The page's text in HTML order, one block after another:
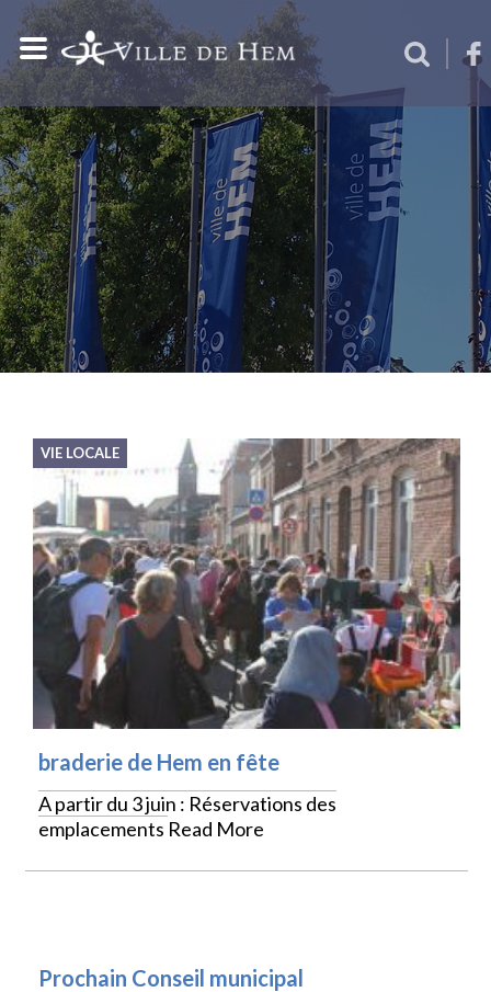
VIE LOCALE
braderie de Hem en fête
A partir du 3 juin : Réservations des
emplacements Read More
Prochain Conseil municipal